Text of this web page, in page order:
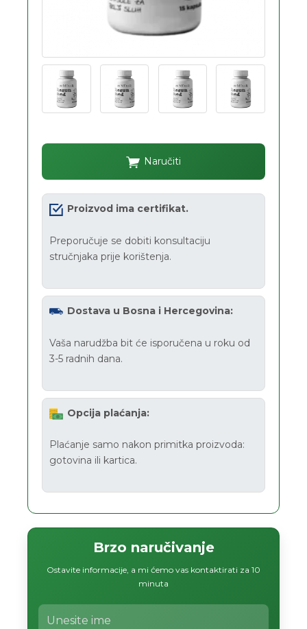
Naručiti
Proizvod ima certifikat.
Preporučuje se dobiti konsultaciju
stručnjaka prije korištenja.
Dostava u Bosna i Hercegovina:
Vaša narudžba bit će isporučena u roku od
3-5 radnih dana.
Opcija plaćanja:
Plaćanje samo nakon primitka proizvoda:
gotovina ili kartica.
Brzo naručivanje
Ostavite informacije, a mi ćemo vas kontaktirati za 10
minuta